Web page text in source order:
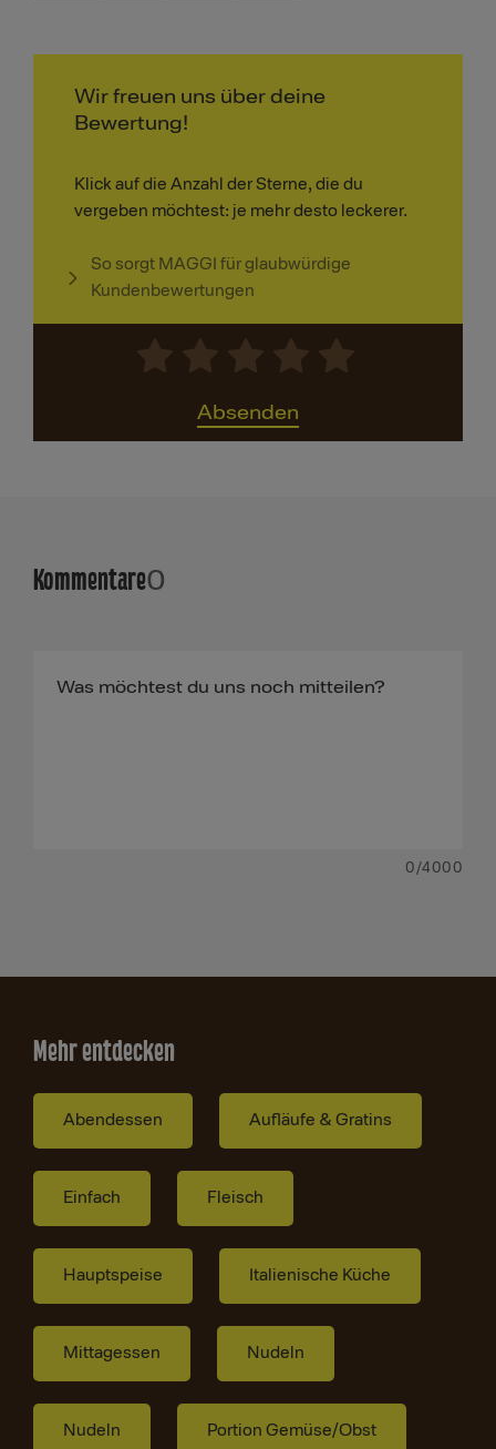
Wir freuen uns über deine
Bewertung!
Klick auf die Anzahl der Sterne, die du
vergeben möchtest: je mehr desto leckerer.
So sorgt MAGGI für glaubwürdige
Kundenbewertungen
Absenden
Kommentare0
0 /4000
Mehr entdecken
Abendessen Aufläufe & Gratins
Einfach Fleisch
Hauptspeise Italienische Küche
Mittagessen Nudeln
Nudeln Portion Gemüse/Obst